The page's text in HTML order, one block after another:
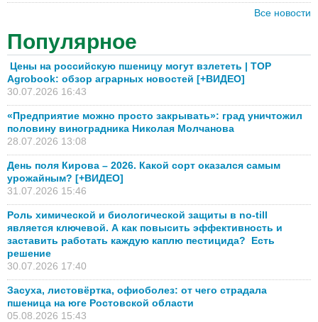
Все новости
Популярное
Цены на российскую пшеницу могут взлететь | TOP
Agrobook: обзор аграрных новостей [+ВИДЕО]
30.07.2026 16:43
«Предприятие можно просто закрывать»: град уничтожил
половину виноградника Николая Молчанова
28.07.2026 13:08
День поля Кирова – 2026. Какой сорт оказался самым
урожайным? [+ВИДЕО]
31.07.2026 15:46
Роль химической и биологической защиты в no-till
является ключевой. А как повысить эффективность и
заставить работать каждую каплю пестицида? Есть
решение
30.07.2026 17:40
Засуха, листовёртка, офиоболез: от чего страдала
пшеница на юге Ростовской области
05.08.2026 15:43